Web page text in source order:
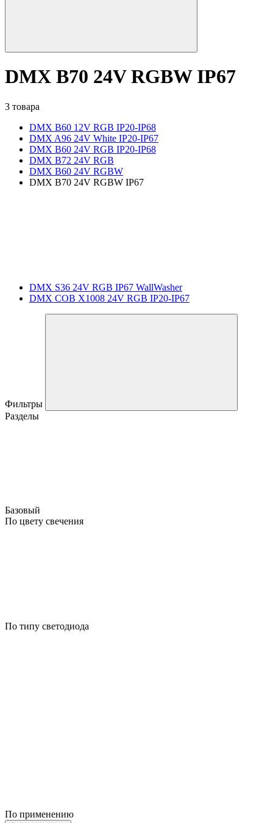
DMX B70 24V RGBW IP67
3 товара
DMX B60 12V RGB IP20-IP68
DMX A96 24V White IP20-IP67
DMX B60 24V RGB IP20-IP68
DMX B72 24V RGB
DMX B60 24V RGBW
DMX B70 24V RGBW IP67
DMX S36 24V RGB IP67 WallWasher
DMX COB X1008 24V RGB IP20-IP67
Фильтры
Разделы
Базовый
По цвету свечения
По типу светодиода
По применению